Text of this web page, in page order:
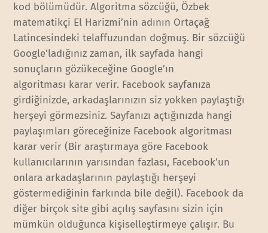
kod bölümüdür. Algoritma sözcüğü, Özbek
matematikçi El Harizmi’nin adının Ortaçağ
Latincesindeki telaffuzundan doğmuş. Bir sözcüğü
Google’ladığınız zaman, ilk sayfada hangi
sonuçların gözükeceğine Google’ın
algoritması karar verir. Facebook sayfanıza
girdiğinizde, arkadaşlarınızın siz yokken paylaştığı
herşeyi görmezsiniz. Sayfanızı açtığınızda hangi
paylaşımları göreceğinize Facebook algoritması
karar verir (Bir araştırmaya göre Facebook
kullanıcılarının yarısından fazlası, Facebook’un
onlara arkadaşlarının paylaştığı herşeyi
göstermediğinin farkında bile değil). Facebook da
diğer birçok site gibi açılış sayfasını sizin için
mümkün olduğunca kişiselleştirmeye çalışır. Bu